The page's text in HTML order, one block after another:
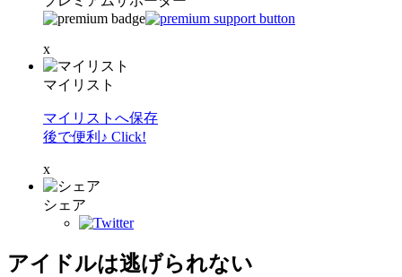
x
マイリスト
マイリストへ保存
後で便利♪ Click!
x
シェア
アイドルは逃げられない